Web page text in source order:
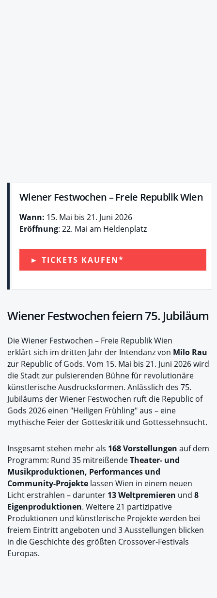
Wiener Festwochen – Freie Republik Wien
Wann: 15. Mai bis 21. Juni 2026
Eröffnung: 22. Mai am Heldenplatz
► TICKETS KAUFEN*
Wiener Festwochen feiern 75. Jubiläum
Die Wiener Festwochen – Freie Republik Wien
erklärt sich im dritten Jahr der Intendanz von Milo Rau
zur Republic of Gods. Vom 15. Mai bis 21. Juni 2026 wird
die Stadt zur pulsierenden Bühne für revolutionäre
künstlerische Ausdrucksformen. Anlässlich des 75.
Jubiläums der Wiener Festwochen ruft die Republic of
Gods 2026 einen "Heiligen Frühling" aus – eine
mythische Feier der Gotteskritik und Gottessehnsucht.
Insgesamt stehen mehr als 168 Vorstellungen auf dem
Programm: Rund 35 mitreißendeTheater- und
Musikproduktionen, Performances und
Community-Projekte lassen Wien in einem neuen
Licht erstrahlen – darunter 13 Weltpremieren und 8
Eigenproduktionen. Weitere 21 partizipative
Produktionen und künstlerische Projekte werden bei
freiem Eintritt angeboten und 3 Ausstellungen blicken
in die Geschichte des größten Crossover-Festivals
Europas.